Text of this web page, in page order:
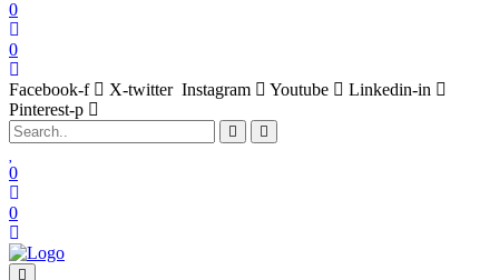
0
0
Facebook-f X-twitter Instagram Youtube
Linkedin-in
Pinterest-p
0
0